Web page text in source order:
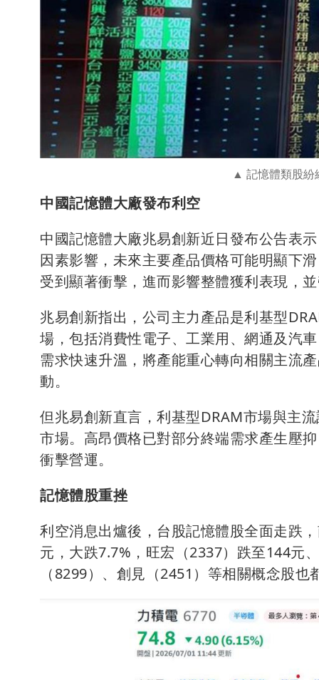
記憶體類股紛
中國記憶體大廠發布利空
中國記憶體大廠兆易創新近日發布公告表
因素影響，未來主要產品價格可能明顯下
受到顯著衝擊，進而影響整體獲利表現，
兆易創新指出，公司主力產品是利基型
場，包括消費性電子、工業用、網通及汽
需求快速升溫，將產能重心轉向相關主流
動。
但兆易創新直言，利基型DRAM市場與主
市場。高昂價格已對部分終端需求產生壓
衝擊營運。
記憶體股重挫
利空消息出爐後，台股記憶體股全面走跌
元，大跌7.7%，旺宏（2337）跌至144元
（8299）、創見（2451）等相關概念股也